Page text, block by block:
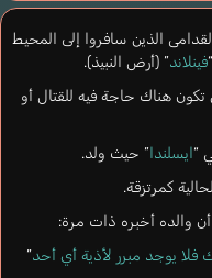
الذين سافروا إلى المحيط
فينلاند” (أرض النبيذ).
هناك حاجة فيه للقتال أو
“ايسلندا” حيث ولد.
كمرتزقة.
والده أخبره ذات مرة:
فلا يوجد مبرر لأذية أي أحد”